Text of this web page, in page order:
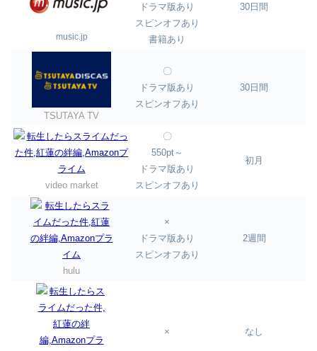
music.jp
ドラマ版あり
スピンオフあり
書籍あり
30日間
TSUTAYA TV
〇
ドラマ版あり
スピンオフあり
30日間
video market
〇
550pt～
ドラマ版あり
スピンオフあり
初月
hulu
×
ドラマ版あり
スピンオフあり
2週間
× なし